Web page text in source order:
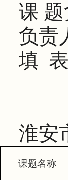
课 题
负责
填 表
淮安
课题名称